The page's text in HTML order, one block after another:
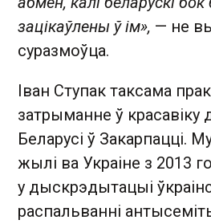
зацікаўлены ў ім», — не
суразмоўца.
Іван Ступак таксама
затрыманне ў красавіку
Беларусі ў Закарпацці.
жылі ва Украіне з 2013
у дыскрэдытацыі
распальванні